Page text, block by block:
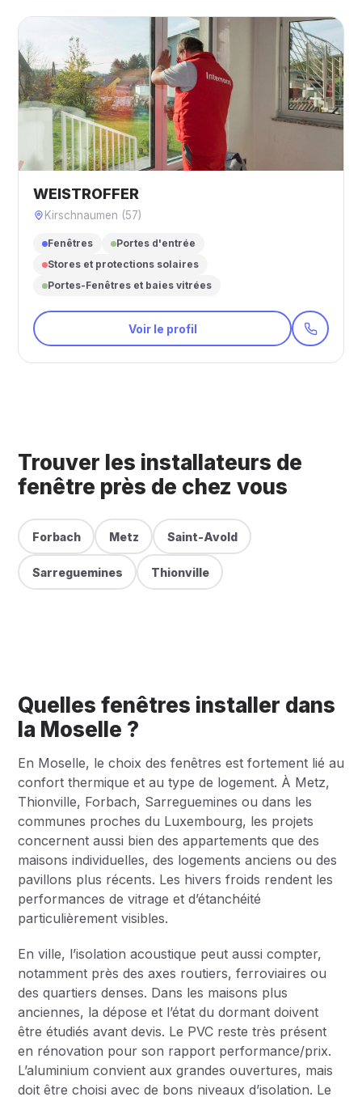
WEISTROFFER
Kirschnaumen (57)
Fenêtres
Portes d'entrée
Stores et protections solaires
Portes-Fenêtres et baies vitrées
Voir le profil
Trouver les installateurs de
fenêtre près de chez vous
Forbach Metz Saint-Avold
Sarreguemines Thionville
Quelles fenêtres installer dans
la Moselle ?
En Moselle, le choix des fenêtres est fortement lié au
confort thermique et au type de logement. À Metz,
Thionville, Forbach, Sarreguemines ou dans les
communes proches du Luxembourg, les projets
concernent aussi bien des appartements que des
maisons individuelles, des logements anciens ou des
pavillons plus récents. Les hivers froids rendent les
performances de vitrage et d’étanchéité
particulièrement visibles.
En ville, l’isolation acoustique peut aussi compter,
notamment près des axes routiers, ferroviaires ou
des quartiers denses. Dans les maisons plus
anciennes, la dépose et l’état du dormant doivent
être étudiés avant devis. Le PVC reste très présent
en rénovation pour son rapport performance/prix.
L’aluminium convient aux grandes ouvertures, mais
doit être choisi avec de bons niveaux d’isolation. Le